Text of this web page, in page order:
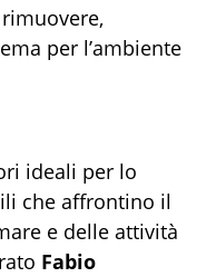
per l’ambiente
ideali per lo
che affrontino il
e delle attività
Fabio